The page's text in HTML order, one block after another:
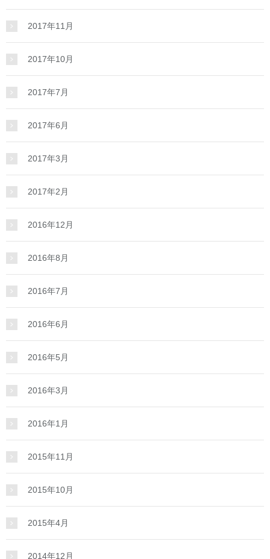
2017年11月
2017年10月
2017年7月
2017年6月
2017年3月
2017年2月
2016年12月
2016年8月
2016年7月
2016年6月
2016年5月
2016年3月
2016年1月
2015年11月
2015年10月
2015年4月
2014年12月